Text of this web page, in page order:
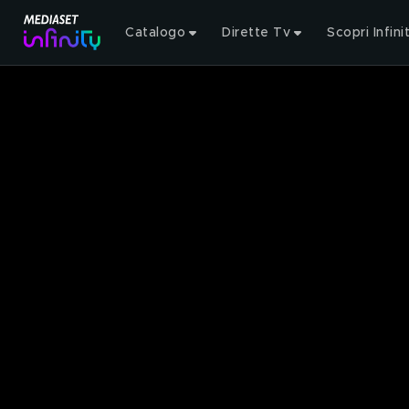
Catalogo Dirette Tv Scopri